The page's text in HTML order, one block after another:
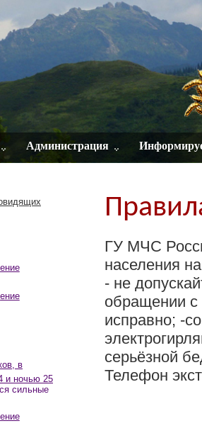
Администрация
в
и ночью 25
сильные
ливни,
усиление
порывы
ГУ МЧС
населения
- не
обращении с
исправно; -
серьёзной
Телефон